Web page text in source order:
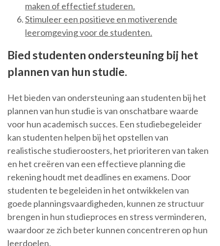
maken of effectief studeren.
Stimuleer een positieve en motiverende
leeromgeving voor de studenten.
Bied studenten ondersteuning bij het
plannen van hun studie.
Het bieden van ondersteuning aan studenten bij het
plannen van hun studie is van onschatbare waarde
voor hun academisch succes. Een studiebegeleider
kan studenten helpen bij het opstellen van
realistische studieroosters, het prioriteren van taken
en het creëren van een effectieve planning die
rekening houdt met deadlines en examens. Door
studenten te begeleiden in het ontwikkelen van
goede planningsvaardigheden, kunnen ze structuur
brengen in hun studieproces en stress verminderen,
waardoor ze zich beter kunnen concentreren op hun
leerdoelen.